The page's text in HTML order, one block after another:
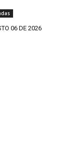
06 DE 2026